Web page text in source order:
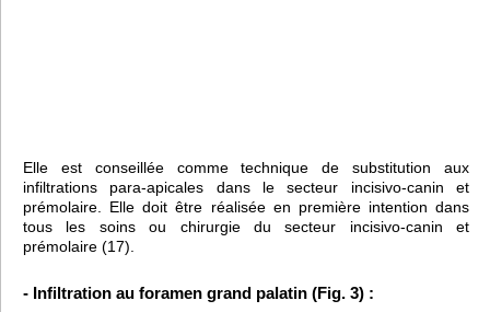
Elle est conseillée comme technique de substitution aux
infiltrations para-apicales dans le secteur incisivo-canin et
prémolaire. Elle doit être réalisée en première intention dans
tous les soins ou chirurgie du secteur incisivo-canin et
prémolaire (17).
- Infiltration au foramen grand palatin (Fig. 3) :